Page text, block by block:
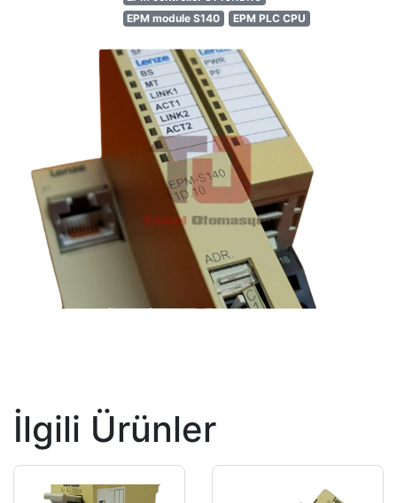
EPM module S140
EPM PLC CPU
İlgili Ürünler